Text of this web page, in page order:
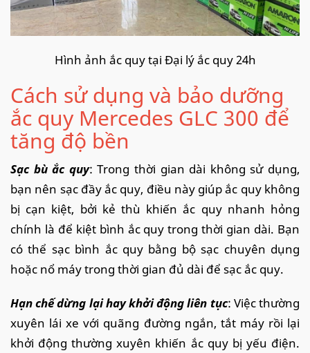
Hình ảnh ắc quy tại Đại lý ắc quy 24h
Cách sử dụng và bảo dưỡng
ắc quy Mercedes GLC 300 để
tăng độ bền
Sạc bù ắc quy: Trong thời gian dài không sử dụng,
bạn nên sạc đầy ắc quy, điều này giúp ắc quy không
bị cạn kiệt, bởi kẻ thù khiến ắc quy nhanh hỏng
chính là để kiệt bình ắc quy trong thời gian dài. Bạn
có thể sạc bình ắc quy bằng bộ sạc chuyên dụng
hoặc nổ máy trong thời gian đủ dài để sạc ắc quy.
Hạn chế dừng lại hay khởi động liên tục: Việc thường
xuyên lái xe với quãng đường ngắn, tắt máy rồi lại
khởi động thường xuyên khiến ắc quy bị yếu điện.